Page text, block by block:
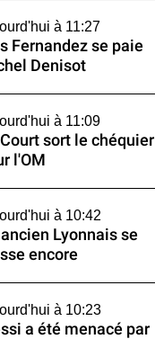
à 11:27
Fernandez se paie
Denisot
à 11:09
sort le chéquier
l'OM
à 10:42
Lyonnais se
encore
à 10:23
a été menacé par